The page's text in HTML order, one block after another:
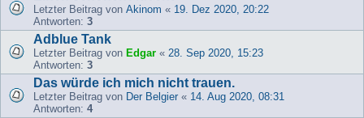
Letzter Beitrag von Akinom « 19. Dez 2020, 20:22
Antworten: 3
Adblue Tank
Letzter Beitrag von Edgar « 28. Sep 2020, 15:23
Antworten: 3
Das würde ich mich nicht trauen.
Letzter Beitrag von Der Belgier « 14. Aug 2020, 08:31
Antworten: 4